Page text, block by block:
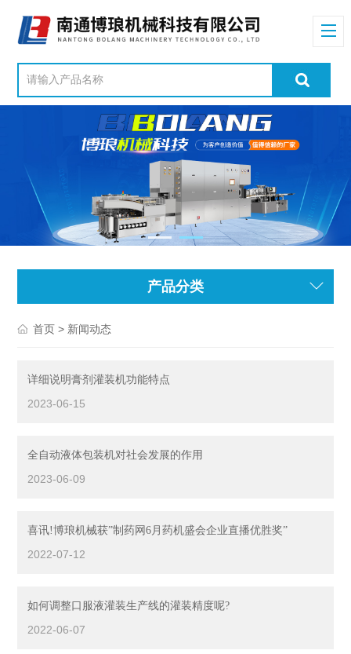
产品分类
首页 > 新闻动态
详细说明膏剂灌装机功能特点
2023-06-15
全自动液体包装机对社会发展的作用
2023-06-09
喜讯!博琅机械获”制药网6月药机盛会企业直播优胜奖”
2022-07-12
如何调整口服液灌装生产线的灌装精度呢?
2022-06-07